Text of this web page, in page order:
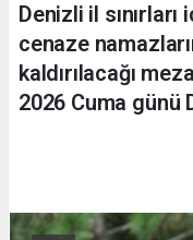
Denizli il
cenaze
kaldırılacağı
2026 Cuma günü